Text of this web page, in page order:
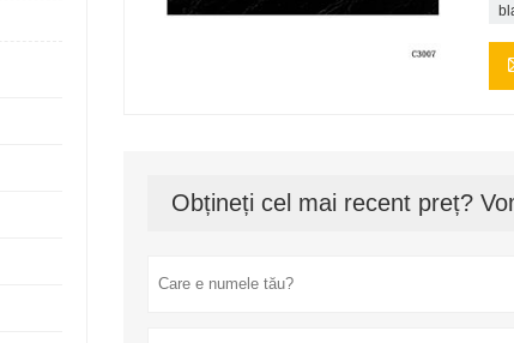
Obțineți cel mai recent preț?